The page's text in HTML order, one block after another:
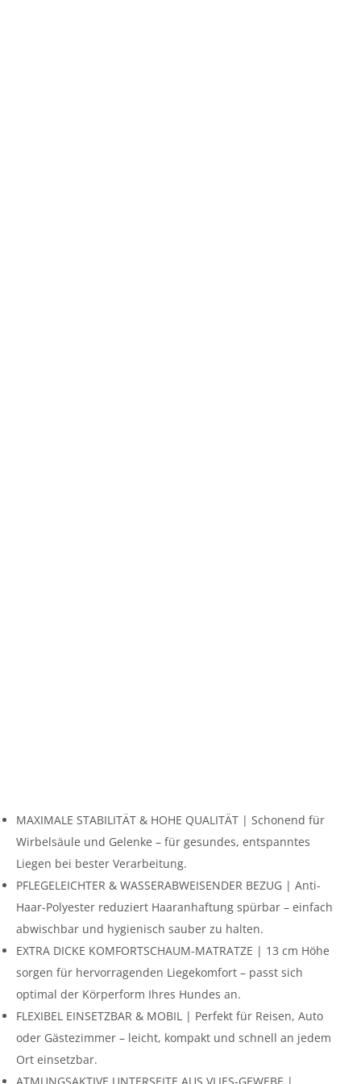
MAXIMALE STABILITÄT & HOHE QUALITÄT | Schonend für
Wirbelsäule und Gelenke – für gesundes, entspanntes
Liegen bei bester Verarbeitung.
PFLEGELEICHTER & WASSERABWEISENDER BEZUG | Anti-
Haar-Polyester reduziert Haaranhaftung spürbar – einfach
abwischbar und hygienisch sauber zu halten.
EXTRA DICKE KOMFORTSCHAUM-MATRATZE | 13 cm Höhe
sorgen für hervorragenden Liegekomfort – passt sich
optimal der Körperform Ihres Hundes an.
FLEXIBEL EINSETZBAR & MOBIL | Perfekt für Reisen, Auto
oder Gästezimmer – leicht, kompakt und schnell an jedem
Ort einsetzbar.